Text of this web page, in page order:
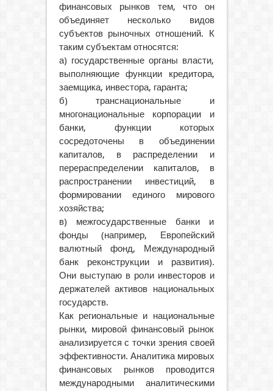
финансовых рынков тем, что он
объединяет несколько видов
субъектов рыночных отношений. К
таким субъектам относятся:
а) государственные органы власти,
выполняющие функции кредитора,
заемщика, инвестора, гаранта;
б) транснациональные и
многонациональные корпорации и
банки, функции которых
сосредоточены в объединении
капиталов, в распределении и
перераспределении капиталов, в
распространении инвестиций, в
формировании единого мирового
хозяйства;
в) межгосударственные банки и
фонды (например, Европейский
валютный фонд, Международный
банк реконструкции и развития).
Они выступаю в роли инвесторов и
держателей активов национальных
государств.
Как региональные и национальные
рынки, мировой финансовый рынок
анализируется с точки зрения своей
эффективности. Аналитика мировых
финансовых рынков проводится
международными аналитическими